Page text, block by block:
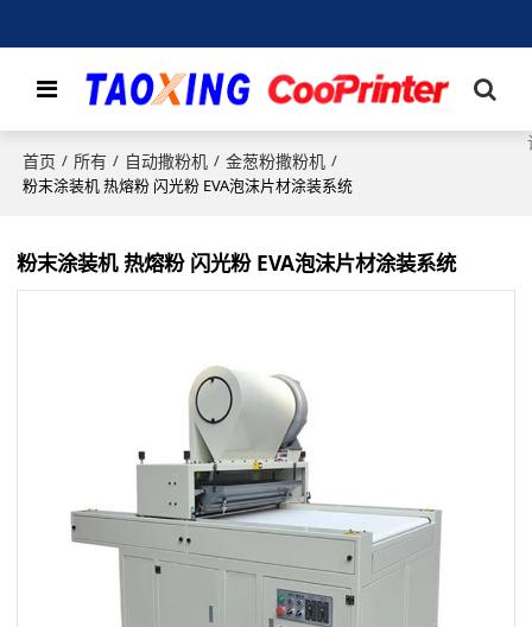
首页 / 所有 / 自动撒粉机 / 金葱粉撒粉机 /
粉末涂装机 热熔粉 闪光粉 EVA泡沫片材涂装系统
粉末涂装机 热熔粉 闪光粉 EVA泡沫片材涂装系统